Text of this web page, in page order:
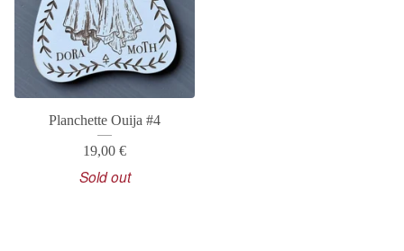
Planchette Ouija #4
19,00 €
Sold out